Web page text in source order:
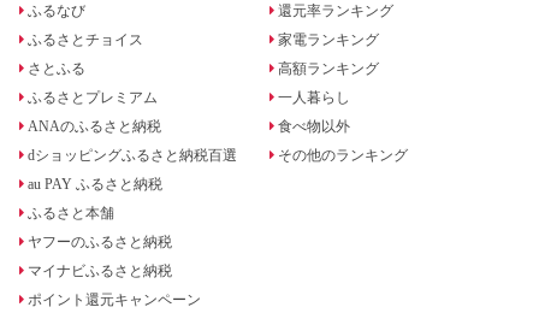
ふるなび
ふるさとチョイス
さとふる
ふるさとプレミアム
ANAのふるさと納税
dショッピングふるさと納税百選
au PAY ふるさと納税
ふるさと本舗
ヤフーのふるさと納税
マイナビふるさと納税
ポイント還元キャンペーン
還元率ランキング
家電ランキング
高額ランキング
一人暮らし
食べ物以外
その他のランキング